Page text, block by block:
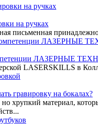
на ручках
письменная
ЛАЗЕРНЫЕ
LASERSKILLS в
гравировку на бокалах?
хрупкий материал,